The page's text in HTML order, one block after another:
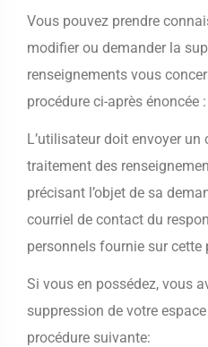
Vous pouvez prendre
modifier ou demander la
renseignements vous
procédure ci-après énoncée :
L’utilisateur doit envoyer
traitement des
précisant l’objet de sa
courriel de contact du
personnels fournie sur cette
Si vous en possédez, vous
suppression de votre
procédure suivante: